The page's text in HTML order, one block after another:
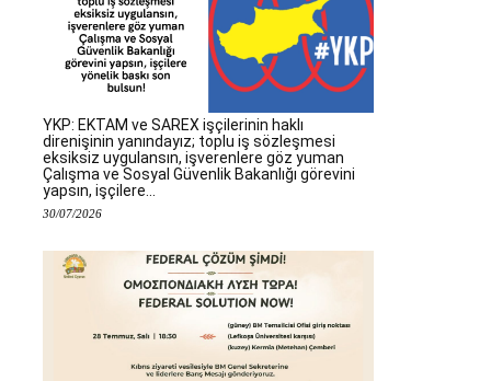
YKP: EKTAM ve SAREX işçilerinin haklı
direnişinin yanındayız; toplu iş sözleşmesi
eksiksiz uygulansın, işverenlere göz yuman
Çalışma ve Sosyal Güvenlik Bakanlığı görevini
yapsın, işçilere...
30/07/2026